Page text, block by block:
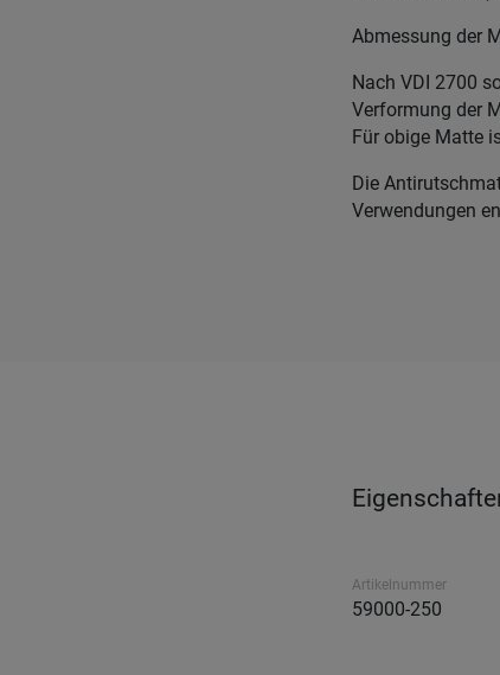
Abmessung der
Nach VDI 2700
Verformung der
Für obige Matte
Die
Verwendungen
Artikelnummer
59000-250